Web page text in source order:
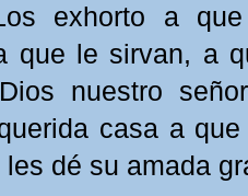
exhorto a
que le sirvan, a
nuestro
casa a
les dé su amada